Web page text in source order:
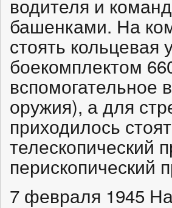
водителя и
башенками. На
стоять кольцевая
боекомплектом
вспомогательное
оружия), а для
приходилось
телескопический
перископический
7 февраля 1945